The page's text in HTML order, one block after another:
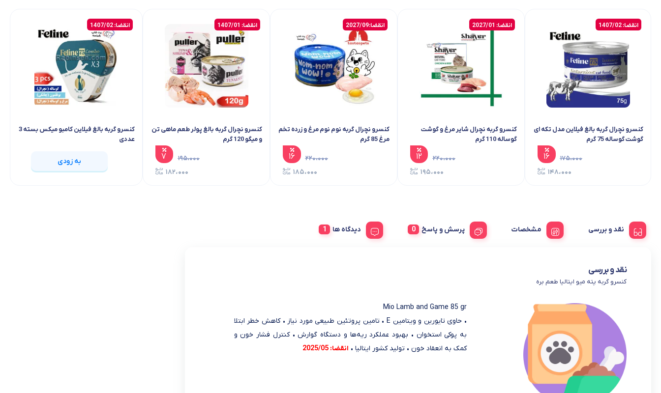
انقضا: 1407/02
کنسرو نچرال گربه بالغ فیلاین مدل تکه ای
گوشت گوساله 75 گرم
۱۷۵،۰۰۰
۱۴۸،۰۰۰
۱۶
انقضا: 2027/01
کنسرو گربه‌ نچرال شایر مرغ و گوشت
گوساله 110 گرم
۲۲۰،۰۰۰
۱۹۵،۰۰۰
۱۲
انقضا:2027/09
کنسرو نچرال گربه نوم نوم مرغ و زرده تخم
مرغ 85 گرم
۲۲۰،۰۰۰
۱۸۵،۰۰۰
۱۶
انقضا: 1407/01
کنسرو نچرال گربه بالغ پولر طعم ماهی تن
و میگو 120 گرم
۱۹۵،۰۰۰
۱۸۲،۰۰۰
۷
انقضا: 1407/02
کنسرو گربه بالغ فیلاین کامبو میکس بسته 3
عددی
به زودی
نقد و بررسی مشخصات پرسش و پاسخ دیدگاه ها
نقد و بررسی
کنسرو گربه پته میو ایتالیا طعم بره
Mio Lamb and Game 85 gr
• حاوی تایورین و ویتامین E • تامین پروتئین طبیعی مورد نیاز • کاهش خطر ابتلا
به پوکی استخوان • بهبود عملکرد ریه‌ها و دستگاه گوارش • کنترل فشار خون و
کمک به انعقاد خون • تولید کشور ایتالیا • انقضا: 2025/05